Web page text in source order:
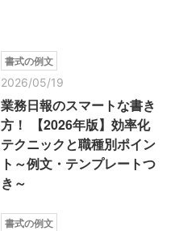
書式の例文
2026/05/19
業務日報のスマートな書き
方！ 【2026年版】効率化
テクニックと職種別ポイン
ト～例文・テンプレートつ
き～
書式の例文